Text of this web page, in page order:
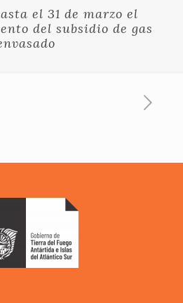
el 31 de marzo el
del subsidio de gas